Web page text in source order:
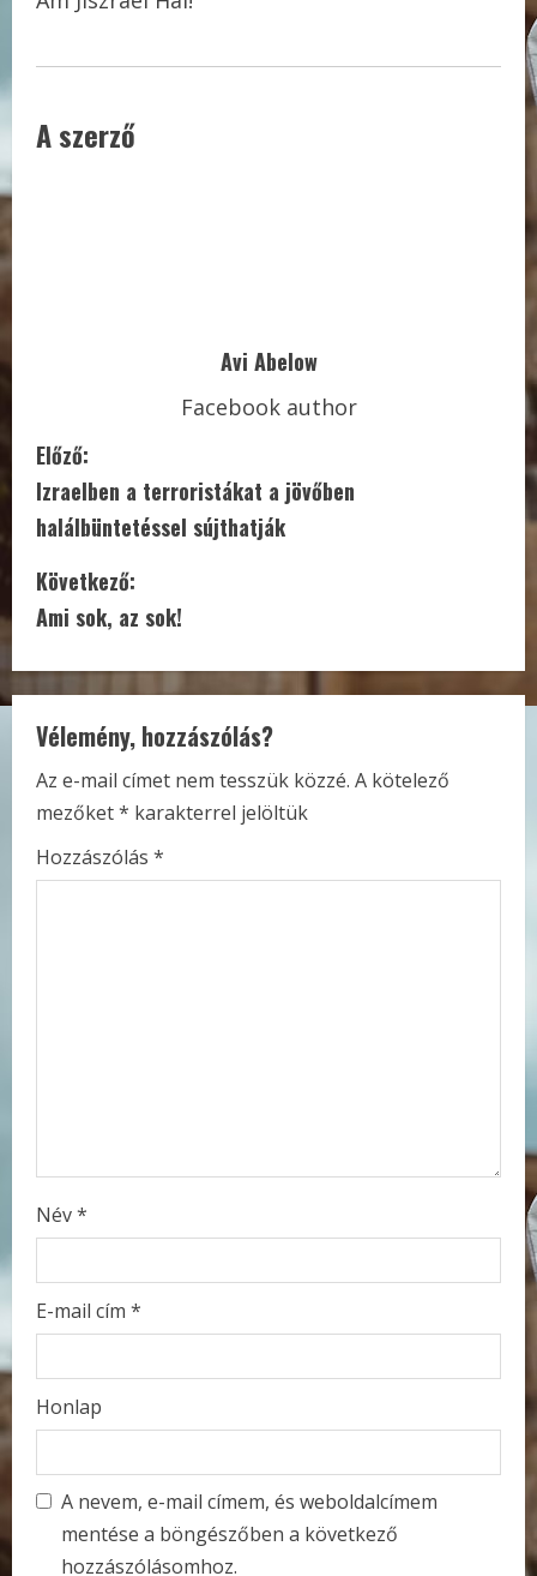
A szerző
Avi Abelow
Facebook author
C
o
n
t
i
n
u
e
R
g
Előző:
Izraelben a terroristákat a jövőben
halálbüntetéssel sújthatják
Következő:
Ami sok, az sok!
Vélemény, hozzászólás?
Az e-mail címet nem tesszük közzé. A kötelező
mezőket* karakterrel jelöltük
Hozzászólás *
Név*
E-mail cím *
Honlap
A nevem, e-mail címem, és weboldalcímem
mentése a böngészőben a következő
hozzászólásomhoz.